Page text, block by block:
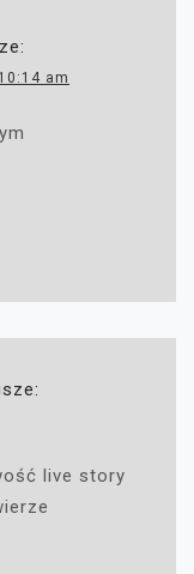
am
live story